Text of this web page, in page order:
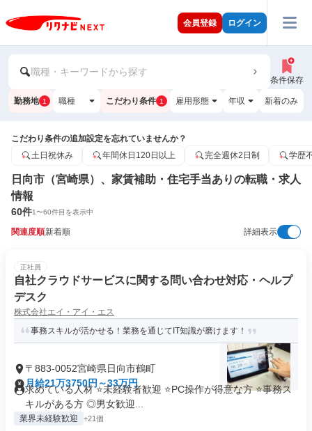
会員登録 ログイン
職種・キーワードから探す
条件保存
勤務地 1 職種 こだわり条件 1 雇用形態 年収 新着のみ
こだわり条件の追加設定を忘れていませんか？
土日祝休み
年間休日120日以上 完全週休2日制 学歴
日向市（宮崎県）、家賃補助・住宅手当ありの転職・求人
情報
60件1〜60件目を表示中
関連度順新着順 詳細表示
正社員
自社クラウドサービスに関する問い合わせ対応・ヘルプ
デスク
株式会社エイ・アイ・エス
事務スキルが活かせる！業務を通じてIT知識が磨けます！
〒883-0052宮崎県日向市鶴町
月給21万3750円～33万円
求めている人材 ⭐未経験者歓迎 ⭐PC操作が得意な方 ⭐事務ス
キルがある方 ◎男女歓迎...
業界未経験歓迎 +21個